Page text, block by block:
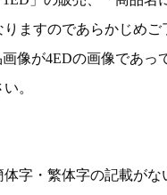
ますのであらかじめ
像が4EDの画像であっ
。
字・繁体字の記載が